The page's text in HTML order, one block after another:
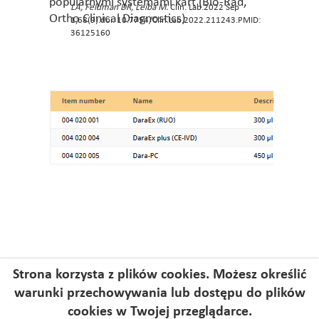
LA, Feldman DR, Leiba M.Clin. Lab.2022 Sep
1;68(9).doi: 10.7754/Clin.Lab.2022.211243.PMID:
36125160
Ortho Clinical Diagnostics)
Strona korzysta z plików cookies. Możesz określić
warunki przechowywania lub dostępu do plików
cookies w Twojej przeglądarce.